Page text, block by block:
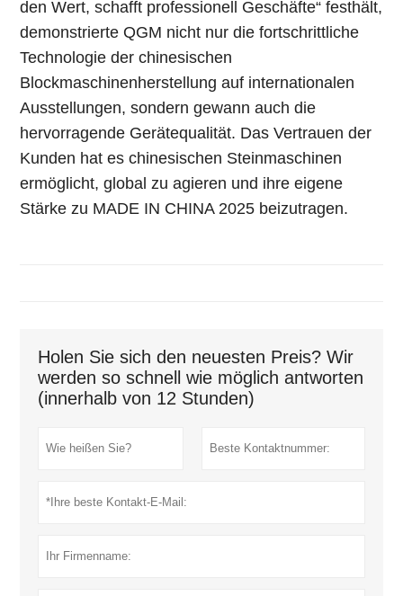
den Wert, schafft professionell Geschäfte“ festhält,
demonstrierte QGM nicht nur die fortschrittliche
Technologie der chinesischen
Blockmaschinenherstellung auf internationalen
Ausstellungen, sondern gewann auch die
hervorragende Gerätequalität. Das Vertrauen der
Kunden hat es chinesischen Steinmaschinen
ermöglicht, global zu agieren und ihre eigene
Stärke zu MADE IN CHINA 2025 beizutragen.
Holen Sie sich den neuesten Preis? Wir
werden so schnell wie möglich antworten
(innerhalb von 12 Stunden)